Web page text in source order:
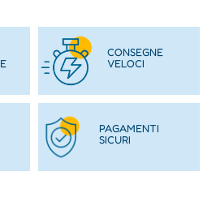
CONSEGNE
VELOCI
PAGAMENTI
SICURI